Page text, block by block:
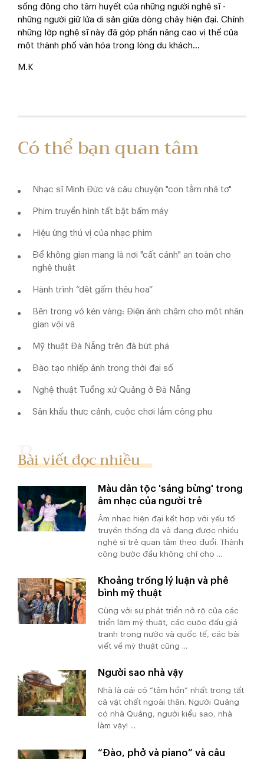
sống động cho tâm huyết của những người nghệ sĩ -
những người giữ lửa di sản giữa dòng chảy hiện đại. Chính
những lớp nghệ sĩ này đã góp phần nâng cao vị thế của
một thành phố văn hóa trong lòng du khách...
M.K
Có thể bạn quan tâm
Nhạc sĩ Minh Đức và câu chuyện "con tằm nhả tơ"
Phim truyền hình tất bật bấm máy
Hiệu ứng thú vị của nhạc phim
Để không gian mạng là nơi "cất cánh" an toàn cho
nghệ thuật
Hành trình “dệt gấm thêu hoa”
Bên trong vỏ kén vàng: Điện ảnh chậm cho một nhân
gian vội vã
Mỹ thuật Đà Nẵng trên đà bứt phá
Đào tạo nhiếp ảnh trong thời đại số
Nghệ thuật Tuồng xứ Quảng ở Đà Nẵng
Sân khấu thực cảnh, cuộc chơi lắm công phu
Bài viết đọc nhiều
Màu dân tộc 'sáng bừng' trong
âm nhạc của người trẻ
Âm nhạc hiện đại kết hợp với yếu tố
truyền thống đã và đang được nhiều
nghệ sĩ trẻ quan tâm theo đuổi. Thành
công bước đầu không chỉ cho ...
Khoảng trống lý luận và phê
bình mỹ thuật
Cùng với sự phát triển nở rộ của các
triển lãm mỹ thuật, các cuộc đấu giá
tranh trong nước và quốc tế, các bài
viết về mỹ thuật cũng ...
Người sao nhà vậy
Nhà là cái có “tâm hồn” nhất trong tất
cả vật chất ngoài thân. Người Quảng
có nhà Quảng, người kiểu sao, nhà
làm vậy! ...
“Đào, phở và piano” và câu